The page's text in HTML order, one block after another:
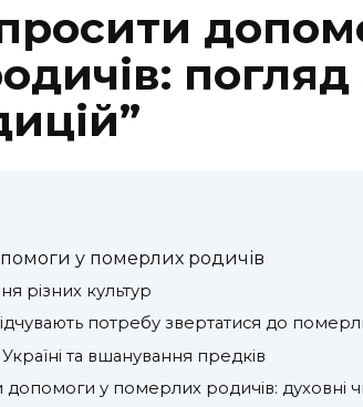
погляд
у померлих родичів
різних культур
потребу звертатися до
Україні та вшанування предків
у померлих родичів: духовні чи